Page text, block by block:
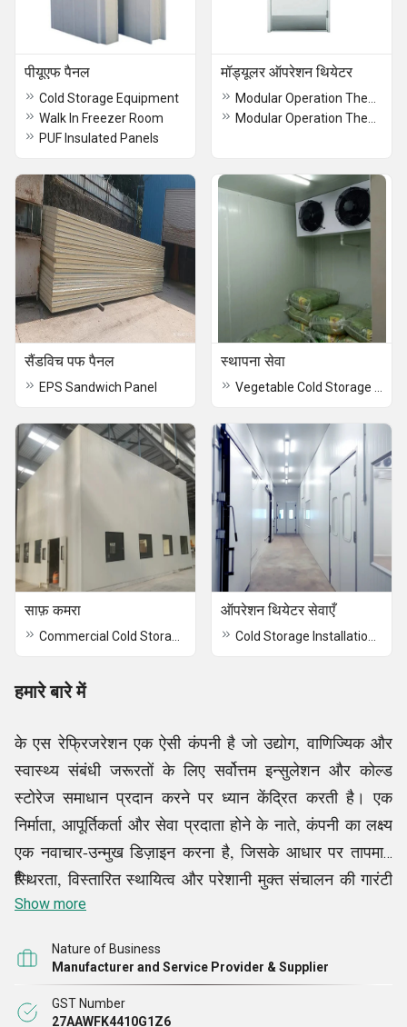
पीयूएफ पैनल
Cold Storage Equipment
Walk In Freezer Room
PUF Insulated Panels
मॉड्यूलर ऑपरेशन थियेटर
सैंडविच पफ पैनल
EPS Sandwich Panel
स्थापना सेवा
साफ़ कमरा ऑपरेशन थियेटर सेवाएँ
हमारे बारे में
के एस रेफ्रिजरेशन एक ऐसी कंपनी है जो उद्योग, वाणिज्यिक और
स्वास्थ्य संबंधी जरूरतों के लिए सर्वोत्तम इन्सुलेशन और कोल्ड
स्टोरेज समाधान प्रदान करने पर ध्यान केंद्रित करती है। एक
निर्माता, आपूर्तिकर्ता और सेवा प्रदाता होने के नाते, कंपनी का लक्ष्य
एक नवाचार-उन्मुख डिज़ाइन करना है, जिसके आधार पर तापमान
स्थिरता, विस्तारित स्थायित्व और परेशानी मुक्त संचालन की गारंटी
दी जाती है। यह विभिन्न प्रकार के सैंडविच PUF पैनल, PUF-
थिएटर डोर, EPS सैंडविच पैनल, वेजिटेबल कोल्ड स्टोरेज रूम और
मॉड्यूलर क्लीन रूम सर्विसेज में आता है, जिन्हें दक्षता, सुरक्षा और
विश्वसनीयता प्रदान करने के लिए डिज़ाइन किया गया है। प्रत्येक
है।
Show more
Nature of Business
Manufacturer and Service Provider & Supplier
GST Number
27AAWFK4410G1Z6